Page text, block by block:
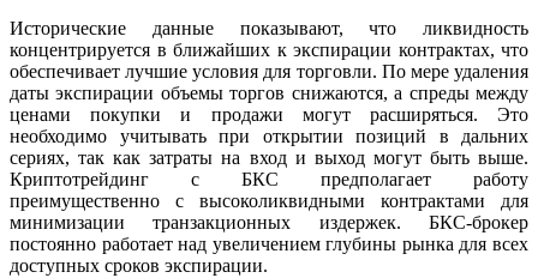
Исторические данные показывают, что ликвидность
концентрируется в ближайших к экспирации контрактах, что
обеспечивает лучшие условия для торговли. По мере удаления
даты экспирации объемы торгов снижаются, а спреды между
ценами покупки и продажи могут расширяться. Это
необходимо учитывать при открытии позиций в дальних
сериях, так как затраты на вход и выход могут быть выше.
Криптотрейдинг с БКС предполагает работу
преимущественно с высоколиквидными контрактами для
минимизации транзакционных издержек. БКС-брокер
постоянно работает над увеличением глубины рынка для всех
доступных сроков экспирации.